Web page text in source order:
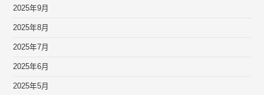
2025年9月
2025年8月
2025年7月
2025年6月
2025年5月